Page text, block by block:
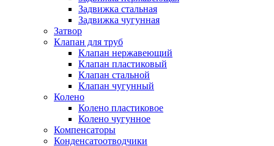
Задвижка стальная
Задвижка чугунная
Затвор
Клапан для труб
Клапан нержавеющий
Клапан пластиковый
Клапан стальной
Клапан чугунный
Колено
Колено пластиковое
Колено чугунное
Компенсаторы
Конденсатоотводчики